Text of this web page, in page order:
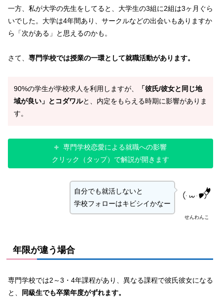
一方、私が大学の先生をしてると、大学生の3組に2組は3ヶ月ぐら
いでした。大学は4年間あり、サークルなどの出会いもありますか
ら「次がある」と思えるのかも。
さて、 専門学校では授業の一環として就職活動があります。
90%の学生が学校求人を利用しますが、
「彼氏/彼女と同じ地
域が良い」とコダワルと、内定をもらえる時期に影響がありま
す。
専門学校恋愛による就職への影響
クリック（タップ）で解説が開きます
せんわんこ
自分でも就活しないと
学校フォローはキビシイかなー
年限が違う場合
専門学校では2～3・4年課程があり、異なる課程で彼氏彼女になる
と、
同級生でも卒業年度がずれます。